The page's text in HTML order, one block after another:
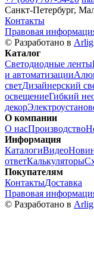
Санкт-Петербург,
Контакты
Правовая
© Разработано в
Каталог
Светодиодные ленты
и автоматизации
светДизайнерский
освещениеГибкий
декор
О компании
О насПроизводство
Информация
КаталогиВидео
ответКалькуляторы
Покупателям
КонтактыДоставка
Правовая
© Разработано в